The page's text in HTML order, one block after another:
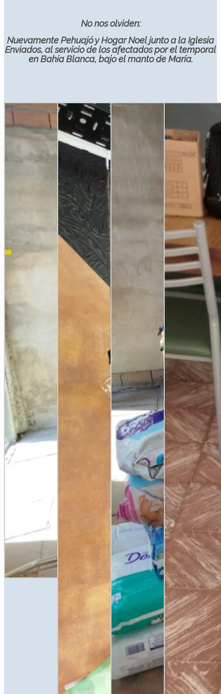
No nos olviden:
Nuevamente Pehuajó y Hogar Noel junto a la Iglesia
Enviados, al servicio de los afectados por el temporal
en Bahía Blanca, bajo el manto de María.